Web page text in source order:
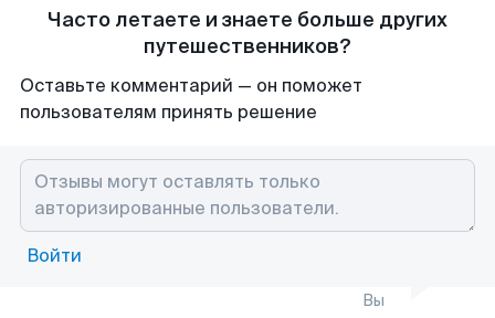
Часто летаете и знаете больше других
путешественников?
Оставьте комментарий — он поможет
пользователям принять решение
Войти
Вы